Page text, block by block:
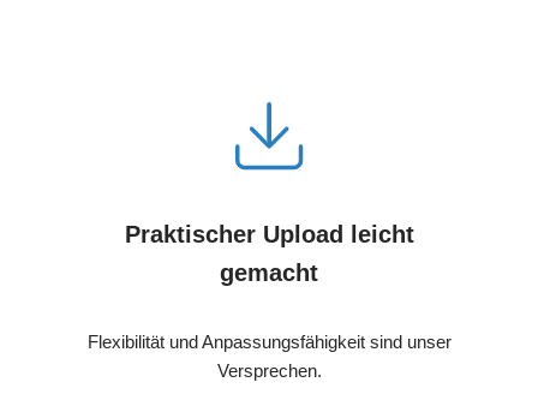
Praktischer Upload leicht
gemacht
Flexibilität und Anpassungsfähigkeit sind unser
Versprechen.